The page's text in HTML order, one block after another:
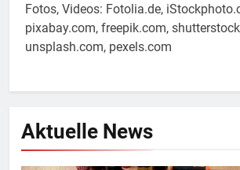
Fotos, Videos: Fotolia.de,
pixabay.com, freepik.com,
unsplash.com, pexels.com
Aktuelle News